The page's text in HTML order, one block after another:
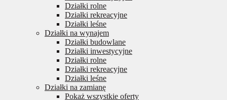
Działki rolne
Działki rekreacyjne
Działki leśne
Działki na wynajem
Działki budowlane
Działki inwestycyjne
Działki rolne
Działki rekreacyjne
Działki leśne
Działki na zamianę
Pokaż wszystkie oferty